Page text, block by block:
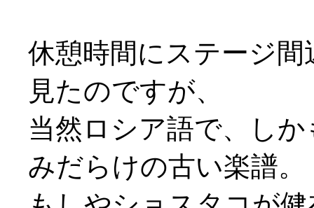
休憩時間にステージ
見たのですが、
当然ロシア語で、し
みだらけの古い楽譜。